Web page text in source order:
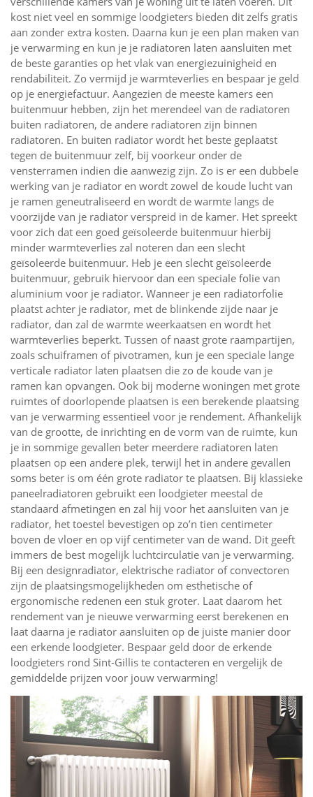
kost niet veel en sommige loodgieters bieden dit zelfs gratis
aan zonder extra kosten. Daarna kun je een plan maken van
je verwarming en kun je je radiatoren laten aansluiten met
de beste garanties op het vlak van energiezuinigheid en
rendabiliteit. Zo vermijd je warmteverlies en bespaar je geld
op je energiefactuur. Aangezien de meeste kamers een
buitenmuur hebben, zijn het merendeel van de radiatoren
buiten radiatoren, de andere radiatoren zijn binnen
radiatoren. En buiten radiator wordt het beste geplaatst
tegen de buitenmuur zelf, bij voorkeur onder de
vensterramen indien die aanwezig zijn. Zo is er een dubbele
werking van je radiator en wordt zowel de koude lucht van
je ramen geneutraliseerd en wordt de warmte langs de
voorzijde van je radiator verspreid in de kamer. Het spreekt
voor zich dat een goed geïsoleerde buitenmuur hierbij
minder warmteverlies zal noteren dan een slecht
geïsoleerde buitenmuur. Heb je een slecht geïsoleerde
buitenmuur, gebruik hiervoor dan een speciale folie van
aluminium voor je radiator. Wanneer je een radiatorfolie
plaatst achter je radiator, met de blinkende zijde naar je
radiator, dan zal de warmte weerkaatsen en wordt het
warmteverlies beperkt. Tussen of naast grote raampartijen,
zoals schuiframen of pivotramen, kun je een speciale lange
verticale radiator laten plaatsen die zo de koude van je
ramen kan opvangen. Ook bij moderne woningen met grote
ruimtes of doorlopende plaatsen is een berekende plaatsing
van je verwarming essentieel voor je rendement. Afhankelijk
van de grootte, de inrichting en de vorm van de ruimte, kun
je in sommige gevallen beter meerdere radiatoren laten
plaatsen op een andere plek, terwijl het in andere gevallen
soms beter is om één grote radiator te plaatsen. Bij klassieke
paneelradiatoren gebruikt een loodgieter meestal de
standaard afmetingen en zal hij voor het aansluiten van je
radiator, het toestel bevestigen op zo’n tien centimeter
boven de vloer en op vijf centimeter van de wand. Dit geeft
immers de best mogelijk luchtcirculatie van je verwarming.
Bij een designradiator, elektrische radiator of convectoren
zijn de plaatsingsmogelijkheden om esthetische of
ergonomische redenen een stuk groter. Laat daarom het
rendement van je nieuwe verwarming eerst berekenen en
laat daarna je radiator aansluiten op de juiste manier door
een erkende loodgieter. Bespaar geld door de erkende
loodgieters rond Sint-Gillis te contacteren en vergelijk de
gemiddelde prijzen voor jouw verwarming!